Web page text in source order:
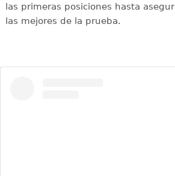
las primeras posiciones hasta
las mejores de la prueba.